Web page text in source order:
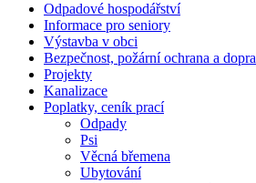
Odpadové hospodářství
Informace pro seniory
Výstavba v obci
Bezpečnost, požární ochrana a
Projekty
Kanalizace
Poplatky, ceník prací
Odpady
Psi
Věcná břemena
Ubytování